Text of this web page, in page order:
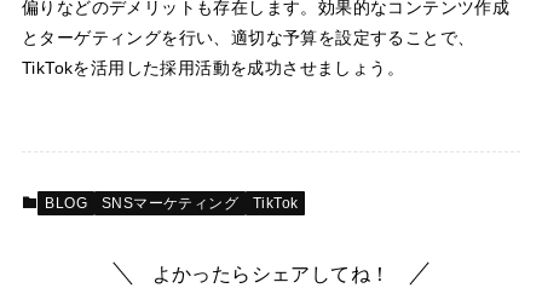
偏りなどのデメリットも存在します。効果的なコンテンツ作成
とターゲティングを行い、適切な予算を設定することで、
TikTokを活用した採用活動を成功させましょう。
BLOG SNSマーケティング TikTok
よかったらシェアしてね！